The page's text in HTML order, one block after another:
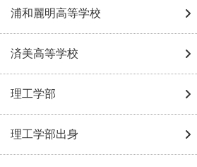
浦和麗明高等学校
済美高等学校
理工学部
理工学部出身